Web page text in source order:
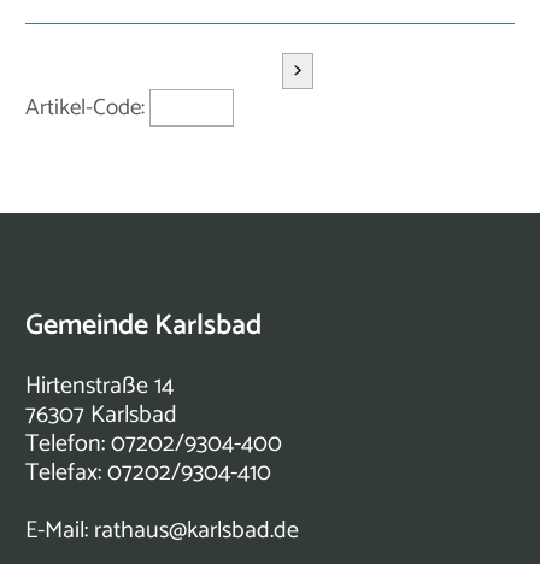
Artikel-Code:
>
Gemeinde Karlsbad
Hirtenstraße 14
76307 Karlsbad
Telefon: 07202/9304-400
Telefax: 07202/9304-410
E-Mail:rathaus@karlsbad.de